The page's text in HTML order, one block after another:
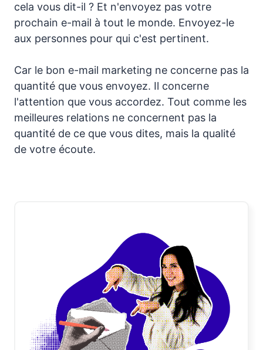
cela vous dit-il ? Et n'envoyez pas votre
prochain e-mail à tout le monde. Envoyez-le
aux personnes pour qui c'est pertinent.
Car le bon e-mail marketing ne concerne pas la
quantité que vous envoyez. Il concerne
l'attention que vous accordez. Tout comme les
meilleures relations ne concernent pas la
quantité de ce que vous dites, mais la qualité
de votre écoute.